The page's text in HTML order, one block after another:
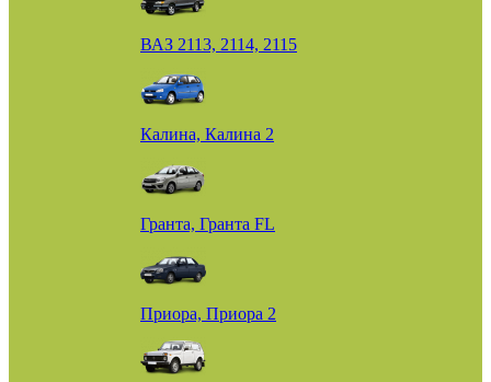
ВАЗ 2113, 2114, 2115
Калина, Калина 2
Гранта, Гранта FL
Приора, Приора 2